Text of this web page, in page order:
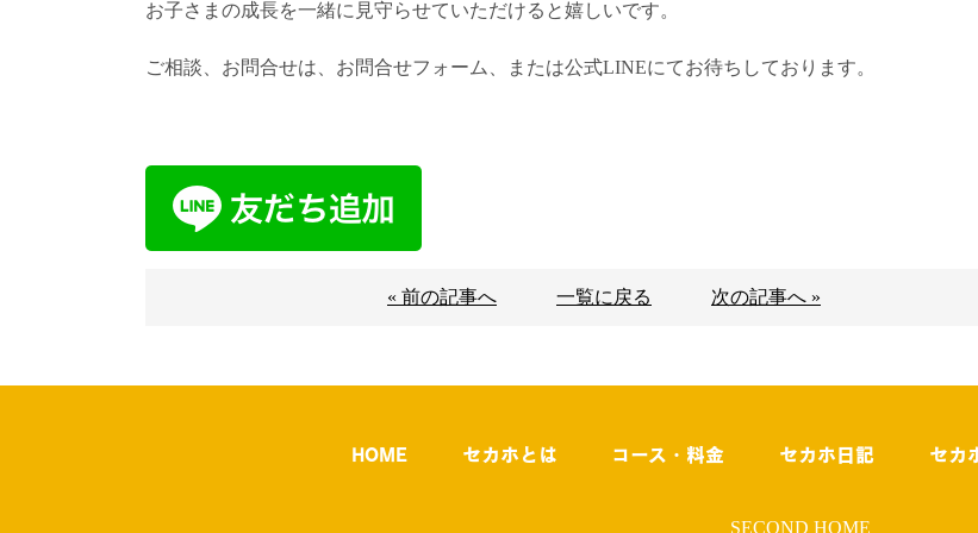
お子さまの成長を一緒に見守らせていただけると嬉しいです。
ご相談、お問合せは、お問合せフォーム、または公式LINEにてお待ちしております。
« 前の記事へ 一覧に戻る 次の記事へ »
HOME セカホとは コース・料金 セカホ日記 セカ
SECOND HOME